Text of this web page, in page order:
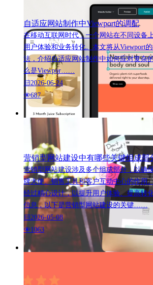
自适应网站制作中Viewport的调配
在移动互联网时代，一个网站在不同设备
用户体验和业务转化。本文将从Viewport
法，介绍自适应网站制作中如何应对复杂
么是Viewpor……
2026-06-24
687
营销型网站建设中有哪些关键组成部
营销型网站建设涉及多个组成部分，以确
牌大使、销售工具和客户互动中心的作用
经过精心设计，以提升用户体验、提高转
信息，以下是营销型网站建设的关键……
2026-05-08
1063